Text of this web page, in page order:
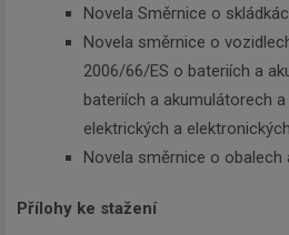
Novela Směrnice o
Novela směrnice o
2006/66/ES o bateriích a
bateriích a akumulátorech
elektrických a
Novela směrnice o obalech
Přílohy ke stažení
Zadejte váš email